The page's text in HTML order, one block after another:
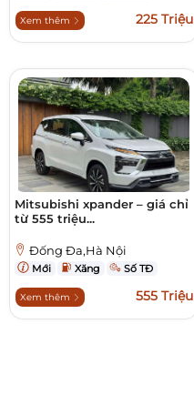
Xem thêm 225 Triệu
Mitsubishi xpander – giá chỉ
từ 555 triệu...
Đống Đa,Hà Nội
Mới Xăng Số TĐ
Xem thêm 555 Triệu